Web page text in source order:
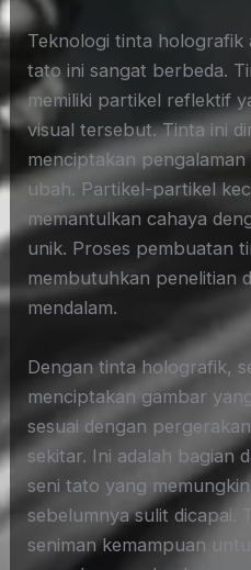
Teknologi tinta holografik
tato ini sangat berbeda.
memiliki partikel reflektif
visual tersebut. Tinta ini
menciptakan
ubah. Partikel-partikel
memantulkan cahaya
unik. Proses pembuatan
membutuhkan penelitian
mendalam.
Dengan tinta holografik,
menciptakan gambar
sesuai dengan
sekitar. Ini adalah bagian
seni tato yang
sebelumnya sulit dicapai.
seniman kemampuan